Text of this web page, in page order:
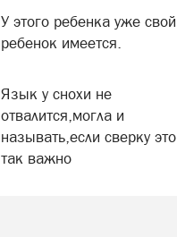
У этого ребенка уже свой
ребенок имеется.
Язык у снохи не
отвалится,могла и
называть,если сверку это
так важно